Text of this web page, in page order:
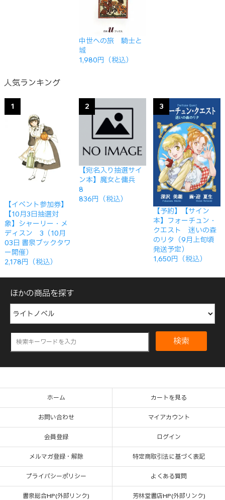
中世への旅 騎士と
城
1,980円（税込）
人気ランキング
1
【イベント参加券】
【10月3日抽選対
象】シャーリー・メ
ディスン 3（10月
03日 書泉ブックタワ
ー開催）
2,178円（税込）
2
【宛名入り抽選サイ
ン本】魔女と傭兵
8
836円（税込）
3
【予約】【サイン
本】フォーチュン・
クエスト 迷いの森
のリタ（9月上旬頃
発送予定）
1,650円（税込）
ほかの商品を探す
検索
ホーム カートを見る
お問い合わせ マイアカウント
会員登録 ログイン
メルマガ登録・解除 特定商取引法に基づく表記
プライバシーポリシー よくある質問
書泉総合HP(外部リンク) 芳林堂書店HP(外部リンク)